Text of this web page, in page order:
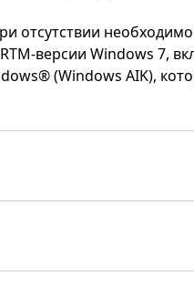
отсутствии
версии Windows 7,
(Windows AIK),